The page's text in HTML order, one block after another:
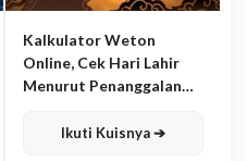
Kalkulator Weton
Online, Cek Hari Lahir
Menurut Penanggalan
Ikuti Kuisnya ➔